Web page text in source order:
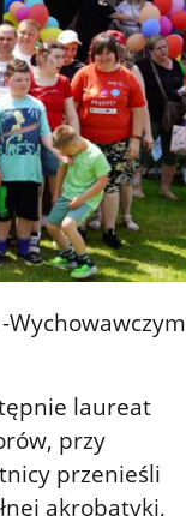
Wychowawczym
laureat
przy
przenieśli
akrobatyki,